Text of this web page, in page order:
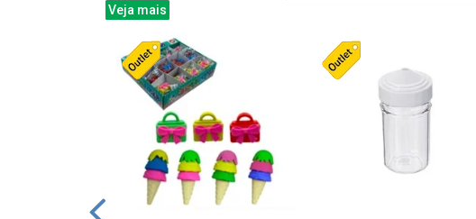
Veja mais